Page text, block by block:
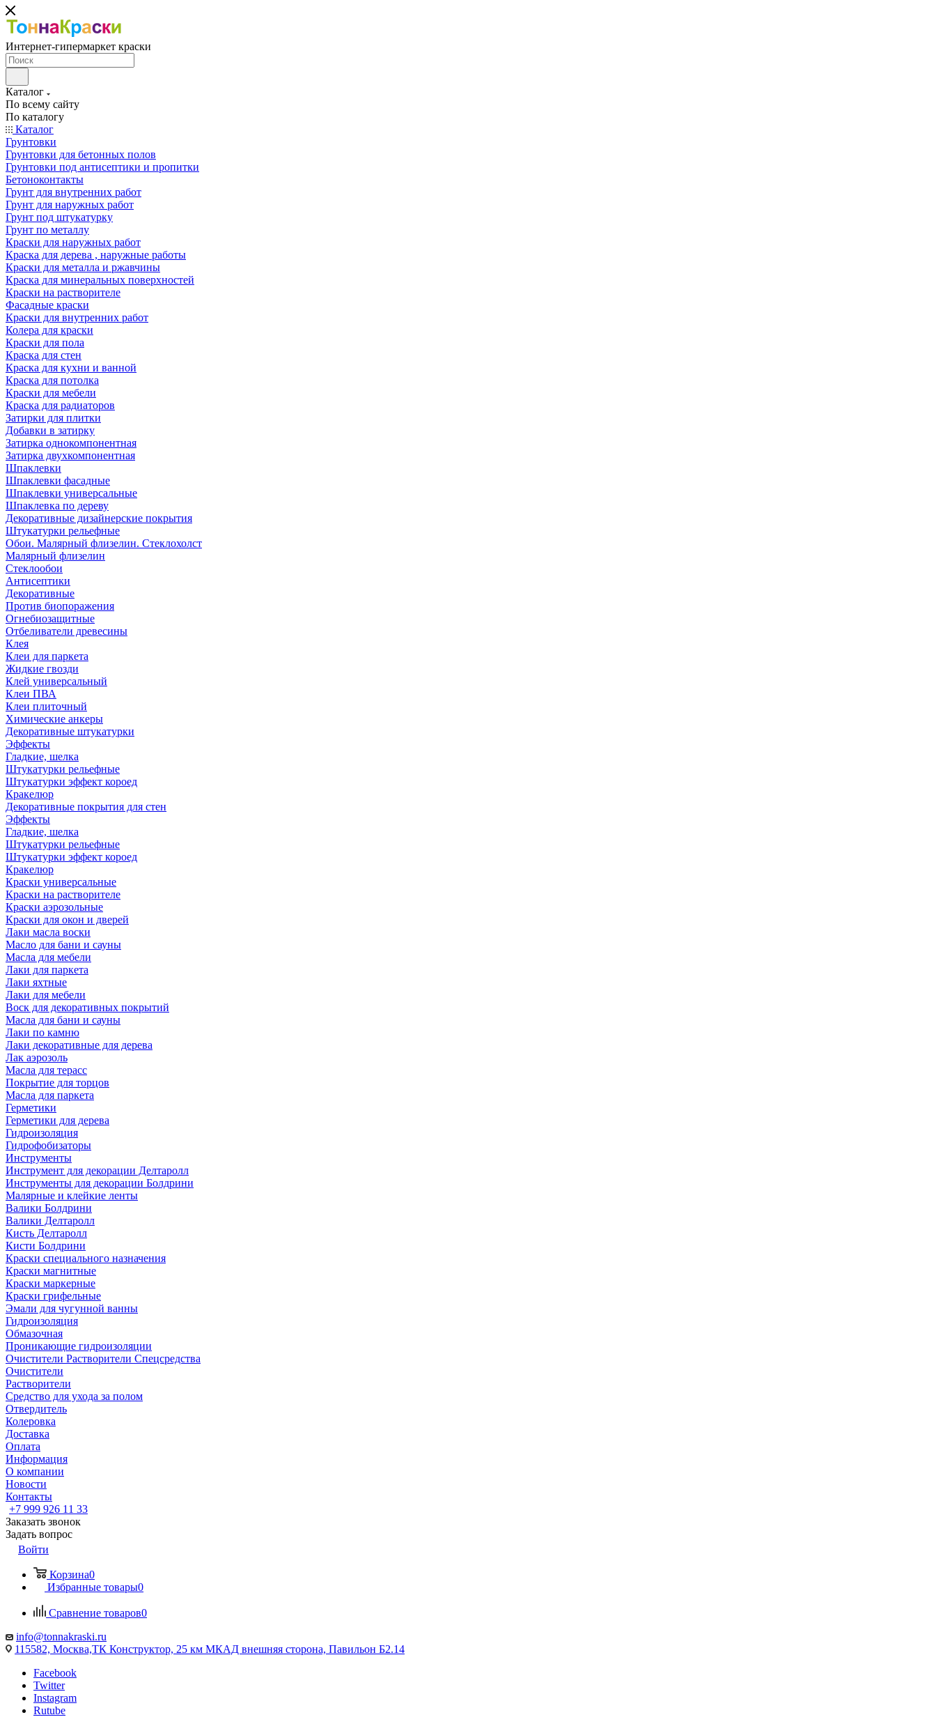
Интернет-гипермаркет краски
Каталог
По всему сайту
По каталогу
Каталог
Грунтовки
Грунтовки для бетонных полов
Грунтовки под антисептики и пропитки
Бетоноконтакты
Грунт для внутренних работ
Грунт для наружных работ
Грунт под штукатурку
Грунт по металлу
Краски для наружных работ
Краска для дерева , наружные работы
Краски для металла и ржавчины
Краска для минеральных поверхностей
Краски на растворителе
Фасадные краски
Краски для внутренних работ
Колера для краски
Краски для пола
Краска для стен
Краска для кухни и ванной
Краска для потолка
Краски для мебели
Краска для радиаторов
Затирки для плитки
Добавки в затирку
Затирка однокомпонентная
Затирка двухкомпонентная
Шпаклевки
Шпаклевки фасадные
Шпаклевки универсальные
Шпаклевка по дереву
Декоративные дизайнерские покрытия
Штукатурки рельефные
Обои. Малярный флизелин. Стеклохолст
Малярный флизелин
Стеклообои
Антисептики
Декоративные
Против биопоражения
Огнебиозащитные
Отбеливатели древесины
Клея
Клеи для паркета
Жидкие гвозди
Клей универсальный
Клеи ПВА
Клеи плиточный
Химические анкеры
Декоративные штукатурки
Эффекты
Гладкие, шелка
Штукатурки рельефные
Штукатурки эффект короед
Кракелюр
Декоративные покрытия для стен
Эффекты
Гладкие, шелка
Штукатурки рельефные
Штукатурки эффект короед
Кракелюр
Краски универсальные
Краски на растворителе
Краски аэрозольные
Краски для окон и дверей
Лаки масла воски
Масло для бани и сауны
Масла для мебели
Лаки для паркета
Лаки яхтные
Лаки для мебели
Воск для декоративных покрытий
Масла для бани и сауны
Лаки по камню
Лаки декоративные для дерева
Лак аэрозоль
Масла для терасс
Покрытие для торцов
Масла для паркета
Герметики
Герметики для дерева
Гидроизоляция
Гидрофобизаторы
Инструменты
Инструмент для декорации Делтаролл
Инструменты для декорации Болдрини
Малярные и клейкие ленты
Валики Болдрини
Валики Делтаролл
Кисть Делтаролл
Кисти Болдрини
Краски специального назначения
Краски магнитные
Краски маркерные
Краски грифельные
Эмали для чугунной ванны
Гидроизоляция
Обмазочная
Проникающие гидроизоляции
Очистители Растворители Спецсредства
Очистители
Растворители
Средство для ухода за полом
Отвердитель
Колеровка
Доставка
Оплата
Информация
О компании
Новости
Контакты
+7 999 926 11 33
Заказать звонок
Задать вопрос
Войти
Корзина0
Избранные товары0
Сравнение товаров0
info@tonnakraski.ru
115582, Москва,ТК Конструктор, 25 км МКАД внешняя сторона, Павильон Б2.14
Facebook
Twitter
Instagram
Rutube